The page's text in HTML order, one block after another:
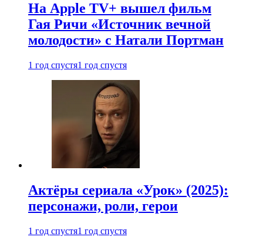
На Apple TV+ вышел фильм
Гая Ричи «Источник вечной
молодости» с Натали Портман
1 год спустя1 год спустя
Актёры сериала «Урок» (2025):
персонажи, роли, герои
1 год спустя1 год спустя